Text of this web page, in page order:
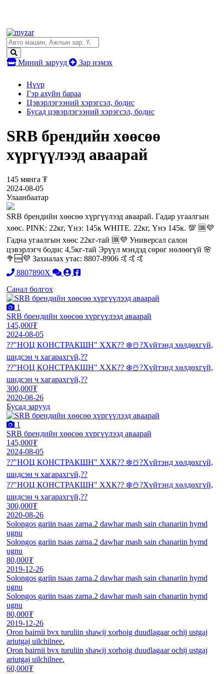
Миний зарууд Зар нэмэх
Нүүр
Гэр ахуйн бараа
Цэвэрлэгээний хэрэгсэл, бодис
Бусад цэвэрлэгээний хэрэгсэл, бодис
SRB брендийн хөөсөө
хүргүүлээд аваарай
145 мянга ₮
2024-08-05
Улаанбаатар
SRB брендийн хөөсөө хүргүүлээд аваарай. Гадар угаалгын
хөөс. PINK: 22кг, Үнэ: 145к WHITE. 22кг, Үнэ 145к. 💯 🆒💜
Гадна угаалгын хөөс 22кг-тай 🆒💜 Универсал салон
цэвэрлэгч бодис 4,5кг-тай Эрүүл мэндэд сөрөг нөлөөгүй 🌸
🥦🆒💜 Захиалах утас: 8807-8906 🤙🤙🤙
8807890X
Санал болгох
1
SRB брендийн хөөсөө хүргүүлээд аваарай
145,000₮
2024-08-05
??"НОЦ КОНСТРАКШН" ХХК?? ❄️☃️?Хүйтэнд хөлдөхгүй,
шидсэн ч хагарахгүй,??
??"НОЦ КОНСТРАКШН" ХХК?? ❄️☃️?Хүйтэнд хөлдөхгүй,
шидсэн ч хагарахгүй,??
300,000₮
2020-08-26
Бусад зарууд
1
SRB брендийн хөөсөө хүргүүлээд аваарай
145,000₮
2024-08-05
??"НОЦ КОНСТРАКШН" ХХК?? ❄️☃️?Хүйтэнд хөлдөхгүй,
шидсэн ч хагарахгүй,??
??"НОЦ КОНСТРАКШН" ХХК?? ❄️☃️?Хүйтэнд хөлдөхгүй,
шидсэн ч хагарахгүй,??
300,000₮
2020-08-26
Solongos gariin tsaas zarna.2 dawhar mash sain chanariin hymd
ugnu
Solongos gariin tsaas zarna.2 dawhar mash sain chanariin hymd
ugnu
80,000₮
2019-12-26
Solongos gariin tsaas zarna.2 dawhar mash sain chanariin hymd
ugnu
Solongos gariin tsaas zarna.2 dawhar mash sain chanariin hymd
ugnu
80,000₮
2019-12-26
Oron bairnii bvx turuliin shawij xorhoig duudlagaar ochij ustgaj
ariutgaj uilchilnee.
Oron bairnii bvx turuliin shawij xorhoig duudlagaar ochij ustgaj
ariutgaj uilchilnee.
60,000₮